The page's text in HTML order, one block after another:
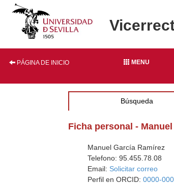
PÁGINA DE INICIO MENU
Búsqueda
Ficha personal -
Manuel García Ramírez
Telefono: 95.455.78.08
Email: Solicitar correo
Perfil en ORCID:0000-